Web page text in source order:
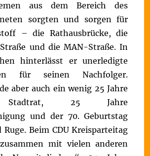
aus dem Bereich des
sorgten und sorgen für
– die Rathausbrücke, die
und die MAN-Straße. In
hinterlässt er unerledigte
für seinen Nachfolger.
aber auch ein wenig 25 Jahre
Stadtrat, 25 Jahre
und der 70. Geburtstag
Beim CDU Kreisparteitag
mit vielen anderen